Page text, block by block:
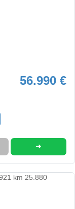
56.990 €
➜